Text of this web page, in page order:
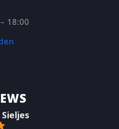
18:00
Sieljes